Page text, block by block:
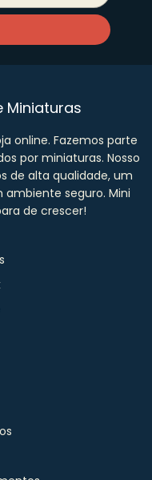
Miniaturas
online. Fazemos parte
por miniaturas. Nosso
de alta qualidade, um
seguro. Mini
de crescer!